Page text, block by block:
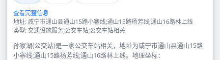
查看完整信息
地址: 咸宁市通山县通山15路小寨线;通山15路杨芳线;通山16路林上线
类型: 交通设施服务;公交车站;公交车站相关
孙家湖(公交站)是一家公交车站相关，地址为咸宁市通山县通山15路
小寨线;通山15路杨芳线;通山16路林上线。地理坐标：